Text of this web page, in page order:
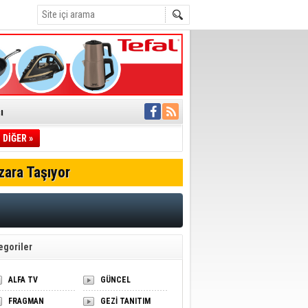
İletti
müdahale
DİĞER »
Taşıyor
ALFA TV GÜNCEL
FRAGMAN GEZİ TANITIM